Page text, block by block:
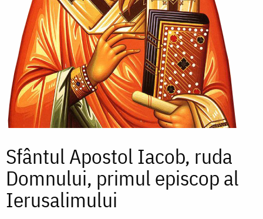
Sfântul Apostol Iacob, ruda
Domnului, primul episcop al
Ierusalimului